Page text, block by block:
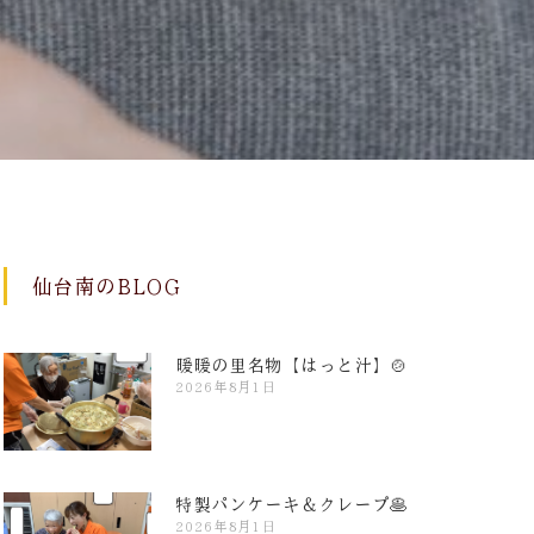
仙台南のBLOG
暖暖の里名物【はっと汁】🍲
2026年8月1日
特製パンケーキ＆クレープ🥞
2026年8月1日